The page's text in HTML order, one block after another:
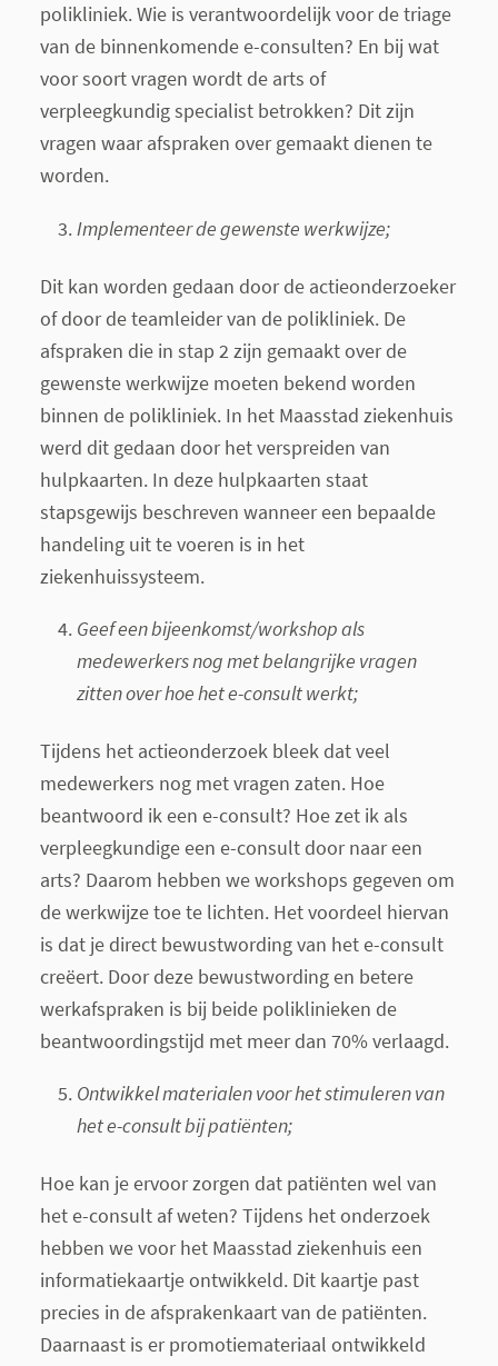
polikliniek. Wie is verantwoordelijk voor de triage
van de binnenkomende e-consulten? En bij wat
voor soort vragen wordt de arts of
verpleegkundig specialist betrokken? Dit zijn
vragen waar afspraken over gemaakt dienen te
worden.
Implementeer de gewenste werkwijze;
Dit kan worden gedaan door de actieonderzoeker
of door de teamleider van de polikliniek. De
afspraken die in stap 2 zijn gemaakt over de
gewenste werkwijze moeten bekend worden
binnen de polikliniek. In het Maasstad ziekenhuis
werd dit gedaan door het verspreiden van
hulpkaarten. In deze hulpkaarten staat
stapsgewijs beschreven wanneer een bepaalde
handeling uit te voeren is in het
ziekenhuissysteem.
Geef een bijeenkomst/workshop als
medewerkers nog met belangrijke vragen
zitten over hoe het e-consult werkt;
Tijdens het actieonderzoek bleek dat veel
medewerkers nog met vragen zaten. Hoe
beantwoord ik een e-consult? Hoe zet ik als
verpleegkundige een e-consult door naar een
arts? Daarom hebben we workshops gegeven om
de werkwijze toe te lichten. Het voordeel hiervan
is dat je direct bewustwording van het e-consult
creëert. Door deze bewustwording en betere
werkafspraken is bij beide poliklinieken de
beantwoordingstijd met meer dan 70% verlaagd.
Ontwikkel materialen voor het stimuleren van
het e-consult bij patiënten;
Hoe kan je ervoor zorgen dat patiënten wel van
het e-consult af weten? Tijdens het onderzoek
hebben we voor het Maasstad ziekenhuis een
informatiekaartje ontwikkeld. Dit kaartje past
precies in de afsprakenkaart van de patiënten.
Daarnaast is er promotiemateriaal ontwikkeld